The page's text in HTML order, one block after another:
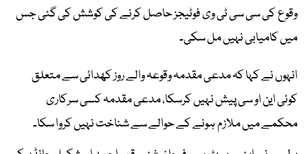
وقوع کی سی سی ٹی وی فوٹیجز حاصل کرنے کی کوشش کی گئی جس
میں کامیابی نہیں مل سکی۔
انہوں نے کہا کہ مدعی مقدمہ وقوعہ والے روز کھدائی سے متعلق
کوئی این او سی پیش نہیں کرسکا، مدعی مقدمہ کسی سرکاری
محکمے میں ملازم ہونے کے حوالے سے شناخت نہیں کروا سکا۔